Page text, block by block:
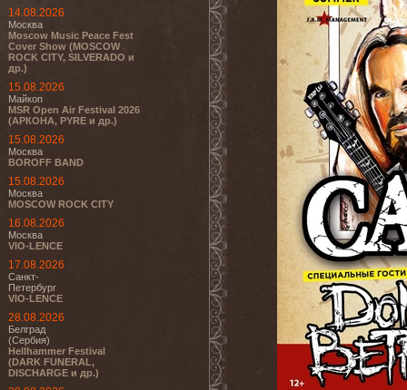
14.08.2026
Москва
Moscow Music Peace Fest
Cover Show (MOSCOW
ROCK CITY, SILVERADO и
др.)
15.08.2026
Майкоп
MSR Open Air Festival 2026
(АРКОНА, PYRE и др.)
15.08.2026
Москва
BOROFF BAND
15.08.2026
Москва
MOSCOW ROCK CITY
16.08.2026
Москва
VIO-LENCE
17.08.2026
Санкт-
Петербург
VIO-LENCE
28.08.2026
Белград
(Сербия)
Hellhammer Festival
(DARK FUNERAL,
DISCHARGE и др.)